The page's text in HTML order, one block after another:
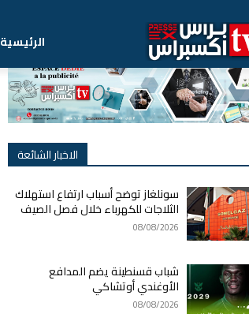
الرئيسية
الاخبار الشائعة
سونلغاز توضح أسباب ارتفاع استهلاك
الثلاجات للكهرباء خلال فصل الصيف
08/08/2026
شباب قسنطينة يضم المدافع
الأوغندي أوتشاكي
08/08/2026